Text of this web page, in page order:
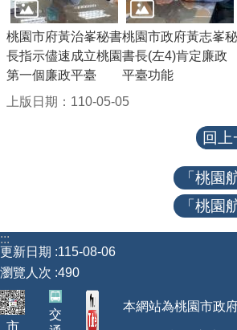
桃園市府黃治峯秘書
長指示儘速成立桃園
第一個廉政平臺
桃園市政府黃志峯秘
書長(左4)肯定廉政
平臺功能
上版日期：110-05-05
回
「桃園
「桃園
:::
更新日期
115-08-06
瀏覽人次 490
市
交
本網站為桃園市政